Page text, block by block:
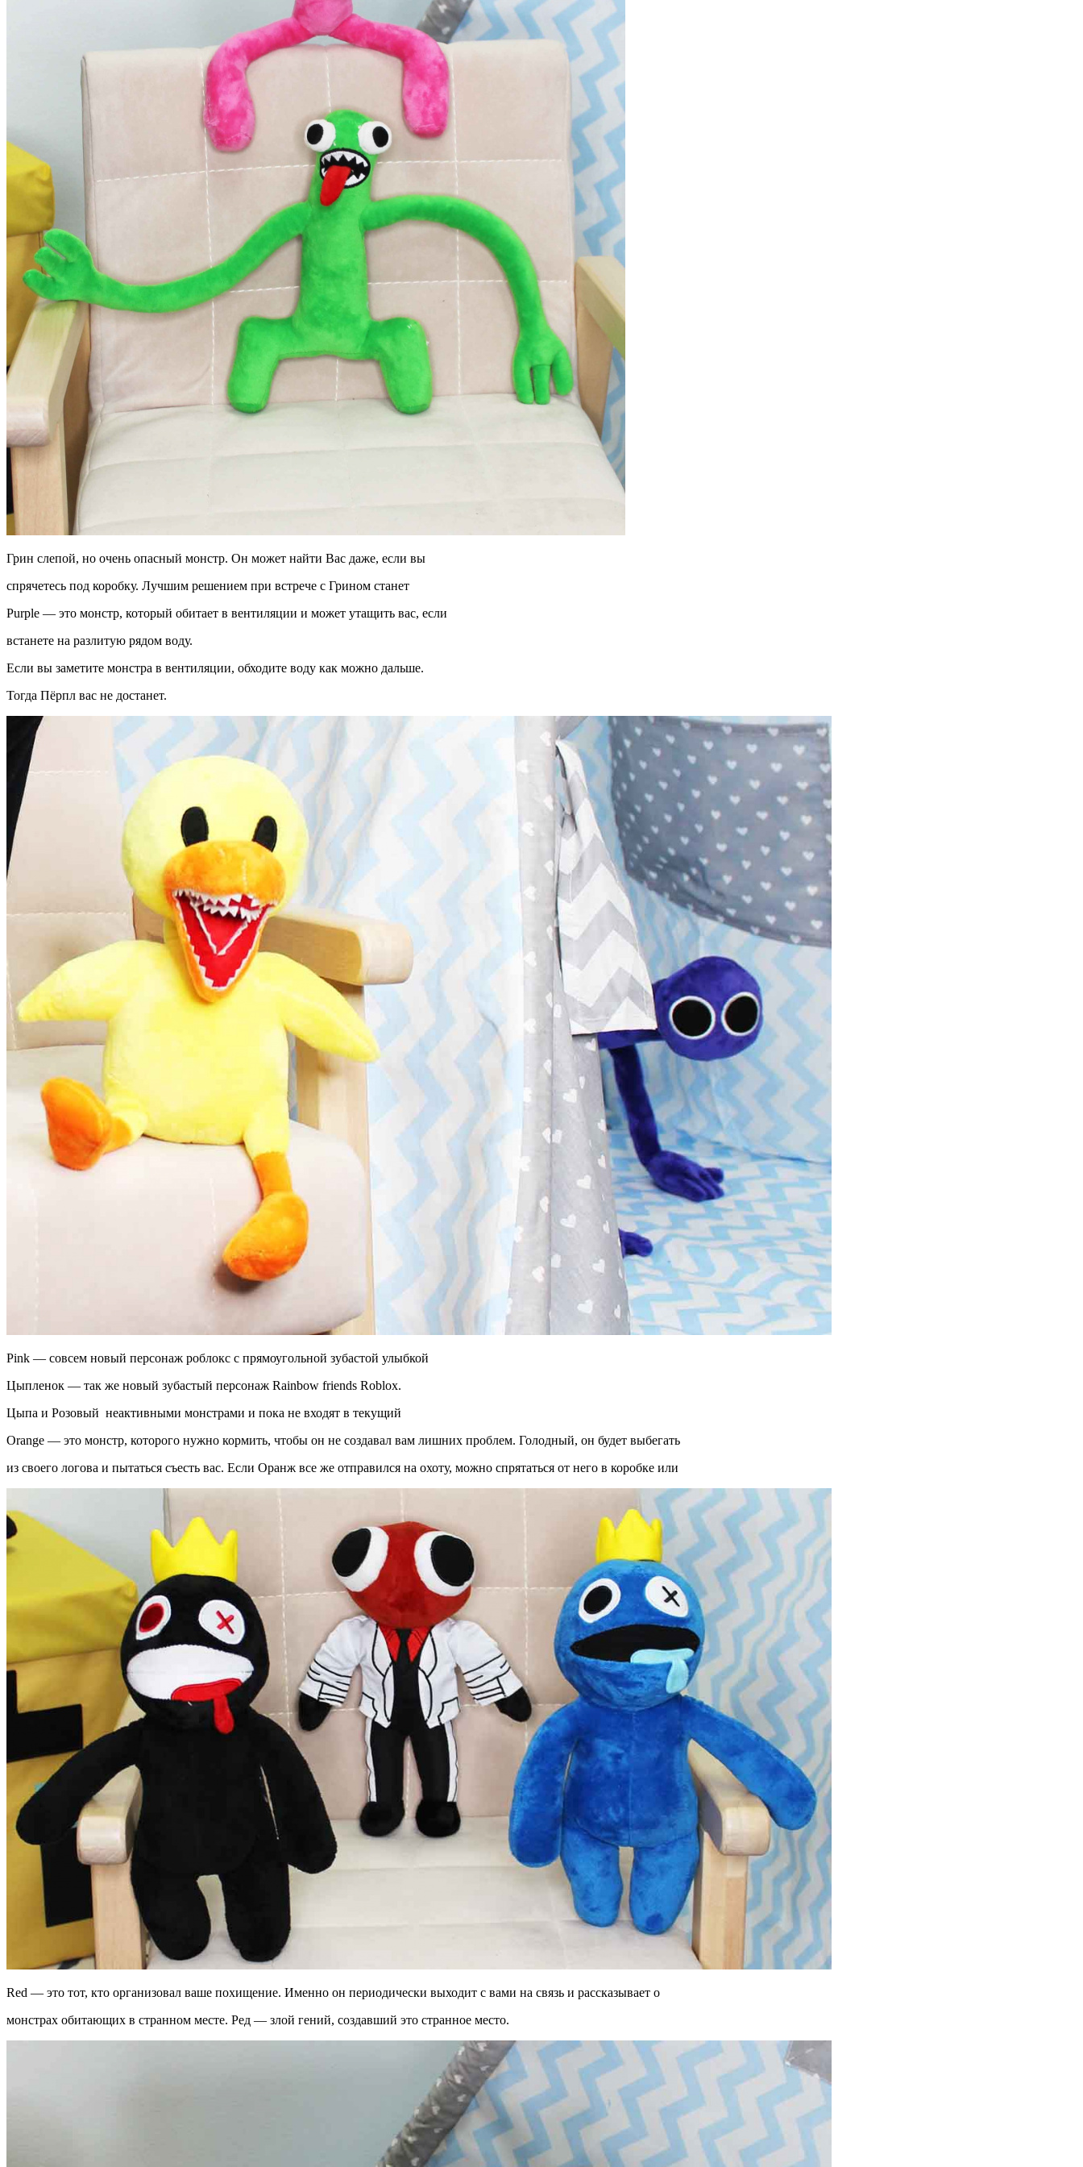
Грин слепой, но очень опасный монстр. Он может найти Вас даже, если вы
спрячетесь под коробку. Лучшим решением при встрече с Грином станет
Purple — это монстр, который обитает в вентиляции и может утащить вас, если
встанете на разлитую рядом воду.
Если вы заметите монстра в вентиляции, обходите воду как можно дальше.
Тогда Пёрпл вас не достанет.
Pink — совсем новый персонаж роблокс с прямоугольной зубастой улыбкой
Цыпленок — так же новый зубастый персонаж Rainbow friends Roblox.
Цыпа и Розовый неактивными монстрами и пока не входят в текущий
Orange — это монстр, которого нужно кормить, чтобы он не создавал вам лишних проблем. Голодный, он будет выбегать
из своего логова и пытаться съесть вас. Если Оранж все же отправился на охоту, можно спрятаться от него в коробке или
Red — это тот, кто организовал ваше похищение. Именно он периодически выходит с вами на связь и рассказывает о
монстрах обитающих в странном месте. Ред — злой гений, создавший это странное место.